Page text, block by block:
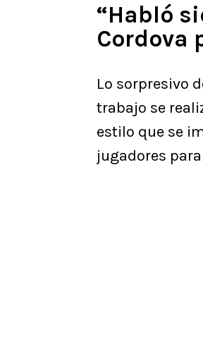
“Habló
Cordova
Lo sorpresivo
trabajo se
estilo que se
jugadores